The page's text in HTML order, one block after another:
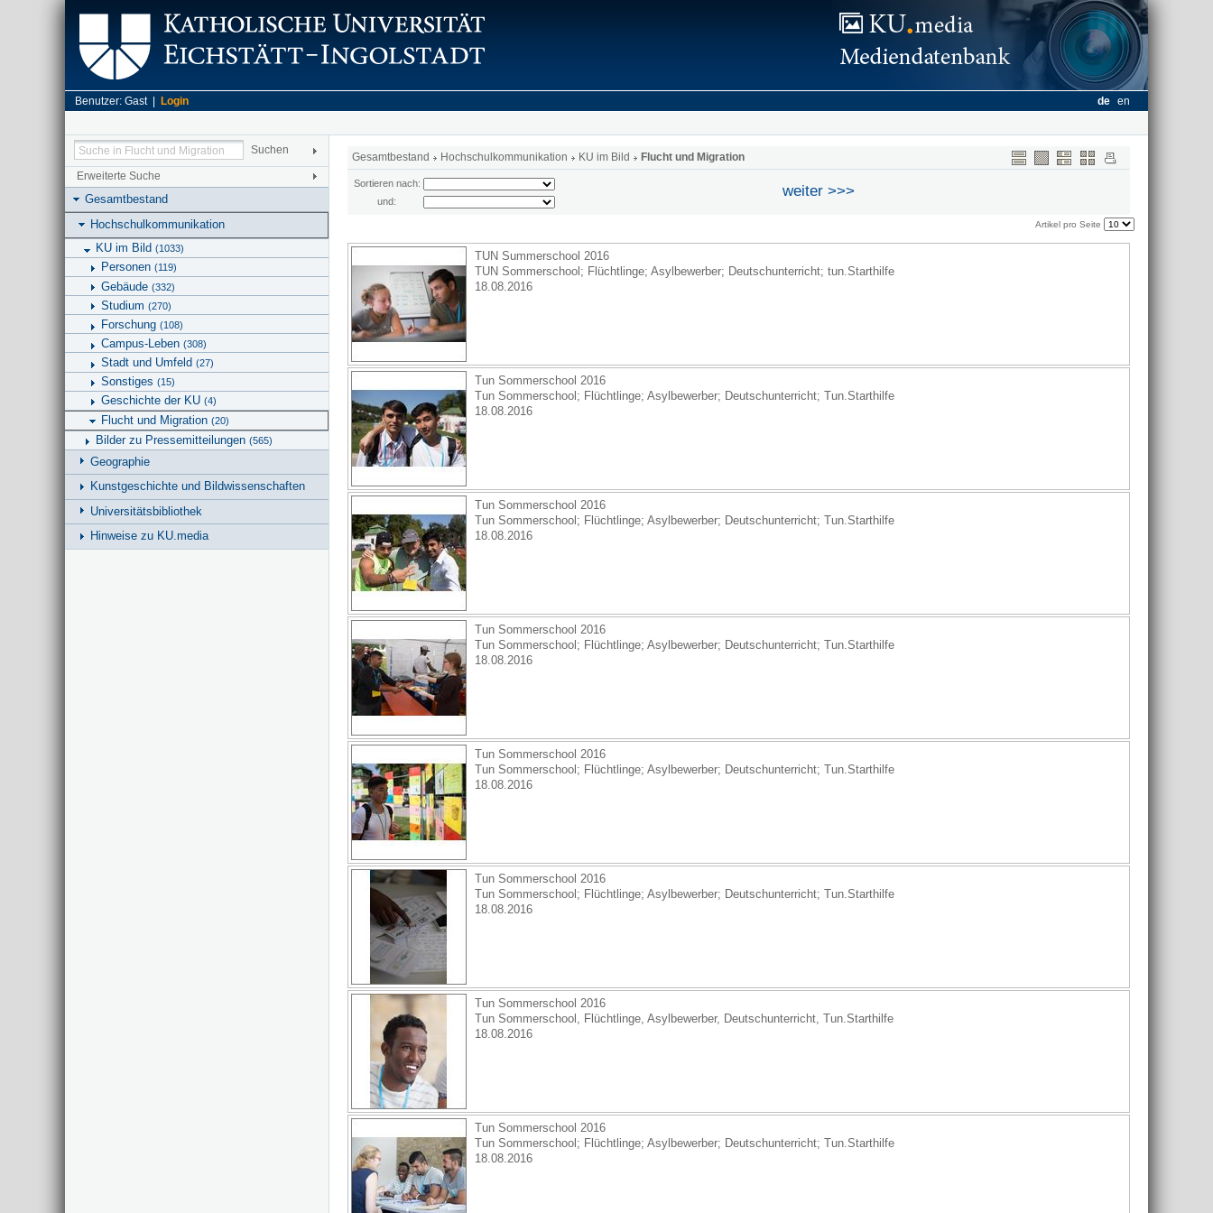
Benutzer: Gast | Login de en
Erweiterte Suche
Gesamtbestand
Hochschulkommunikation
KU im Bild (1033)
Personen (119)
Gebäude (332)
Studium (270)
Forschung (108)
Campus-Leben (308)
Stadt und Umfeld (27)
Sonstiges (15)
Geschichte der KU (4)
Flucht und Migration (20)
Bilder zu Pressemitteilungen (565)
Geographie
Kunstgeschichte und Bildwissenschaften
Universitätsbibliothek
Hinweise zu KU.media
Gesamtbestand Hochschulkommunikation KU im Bild Flucht und Migration
Sortieren nach:
und:
weiter
Artikel pro Seite
TUN Summerschool 2016
TUN Sommerschool; Flüchtlinge; Asylbewerber; Deutschunterricht; tun.Starthilfe
18.08.2016
Tun Sommerschool 2016
Tun Sommerschool; Flüchtlinge; Asylbewerber; Deutschunterricht; Tun.Starthilfe
18.08.2016
Tun Sommerschool 2016
Tun Sommerschool; Flüchtlinge; Asylbewerber; Deutschunterricht; Tun.Starthilfe
18.08.2016
Tun Sommerschool 2016
Tun Sommerschool; Flüchtlinge; Asylbewerber; Deutschunterricht; Tun.Starthilfe
18.08.2016
Tun Sommerschool 2016
Tun Sommerschool; Flüchtlinge; Asylbewerber; Deutschunterricht; Tun.Starthilfe
18.08.2016
Tun Sommerschool 2016
Tun Sommerschool; Flüchtlinge; Asylbewerber; Deutschunterricht; Tun.Starthilfe
18.08.2016
Tun Sommerschool 2016
Tun Sommerschool, Flüchtlinge, Asylbewerber, Deutschunterricht, Tun.Starthilfe
18.08.2016
Tun Sommerschool 2016
Tun Sommerschool; Flüchtlinge; Asylbewerber; Deutschunterricht; Tun.Starthilfe
18.08.2016